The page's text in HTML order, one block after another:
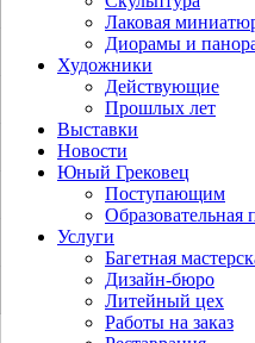
Лаковая
Диорамы и
Художники
Действующие
Прошлых лет
Выставки
Новости
Юный Грековец
Поступающим
Образовательная
Услуги
Багетная
Дизайн-бюро
Литейный цех
Работы на заказ